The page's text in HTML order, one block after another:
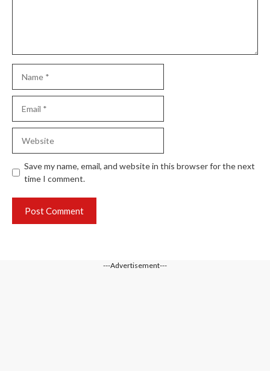
Save my name, email, and website in this browser for the next
time I comment.
---Advertisement---